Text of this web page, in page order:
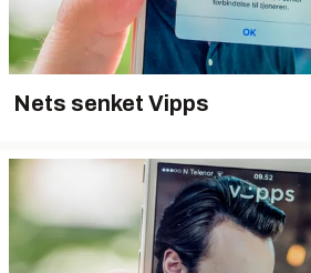
Nets senket Vipps